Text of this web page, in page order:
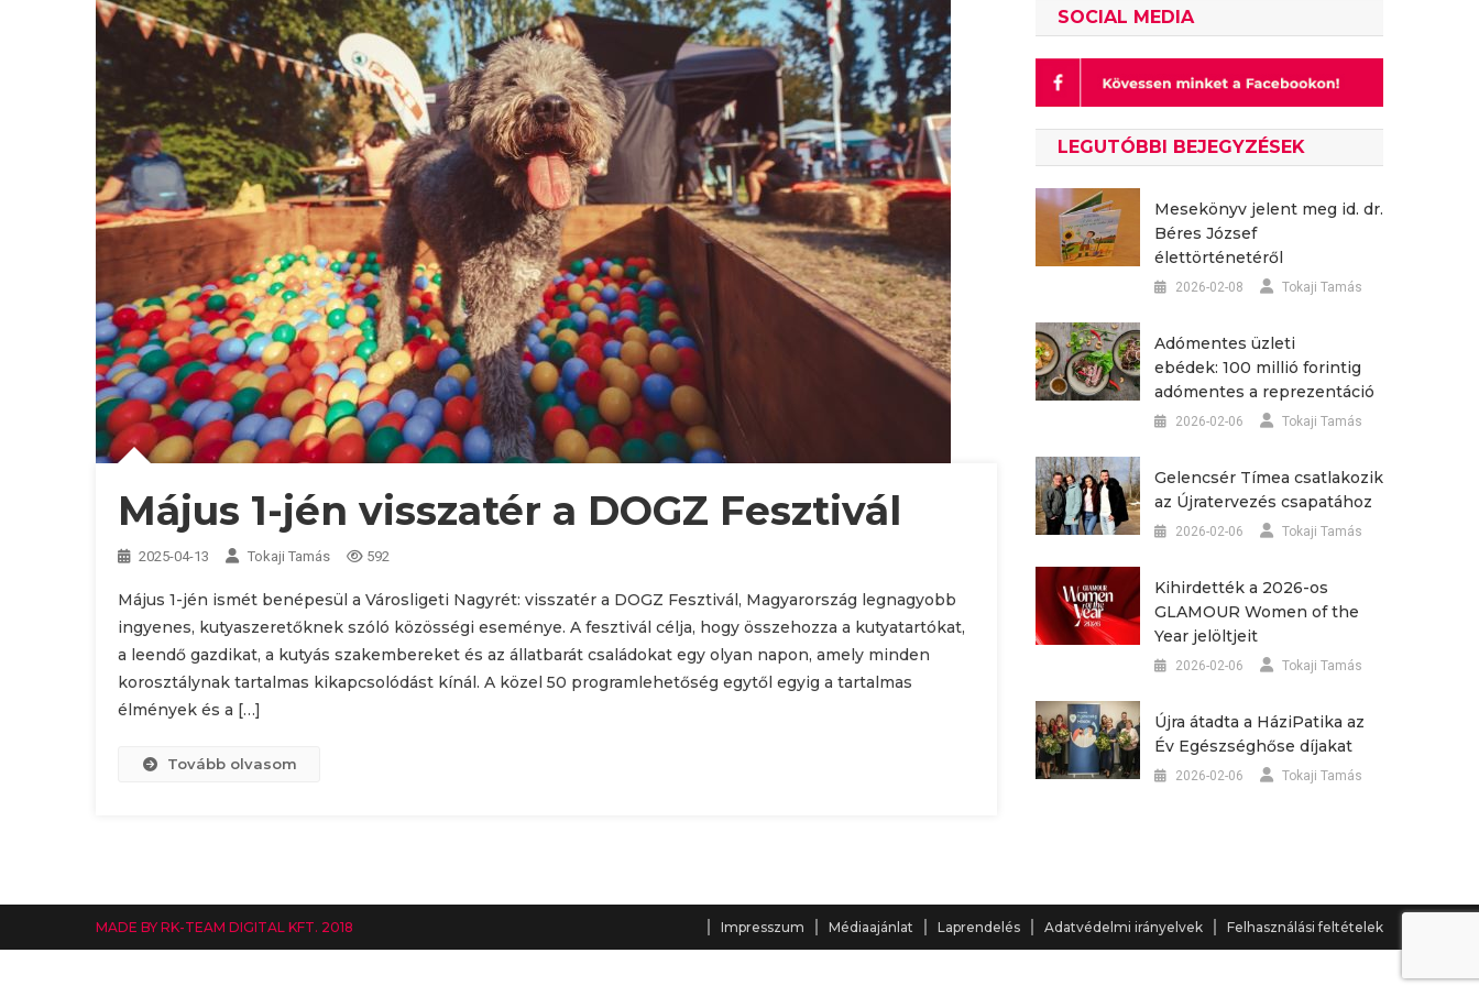
Május 1-jén visszatér a DOGZ Fesztivál
2025-04-13 Tokaji Tamás 592
Május 1-jén ismét benépesül a Városligeti Nagyrét: visszatér a DOGZ Fesztivál, Magyarország legnagyobb
ingyenes, kutyaszeretőknek szóló közösségi eseménye. A fesztivál célja, hogy összehozza a kutyatartókat,
a leendő gazdikat, a kutyás szakembereket és az állatbarát családokat egy olyan napon, amely minden
korosztálynak tartalmas kikapcsolódást kínál. A közel 50 programlehetőség egytől egyig a tartalmas
élmények és a […]
Tovább olvasom
SOCIAL MEDIA
LEGUTÓBBI BEJEGYZÉSEK
Mesekönyv jelent meg id. dr.
Béres József
élettörténetéről
2026-02-08 Tokaji Tamás
Adómentes üzleti
ebédek: 100 millió forintig
adómentes a reprezentáció
2026-02-06 Tokaji Tamás
Gelencsér Tímea csatlakozik
az Újratervezés csapatához
2026-02-06 Tokaji Tamás
Kihirdették a 2026-os
GLAMOUR Women of the
Year jelöltjeit
2026-02-06 Tokaji Tamás
Újra átadta a HáziPatika az
Év Egészséghőse díjakat
2026-02-06 Tokaji Tamás
MADE BY RK-TEAM DIGITAL KFT. 2018 Impresszum Médiaajánlat Laprendelés Adatvédelmi irányelvek Felhasználási feltételek